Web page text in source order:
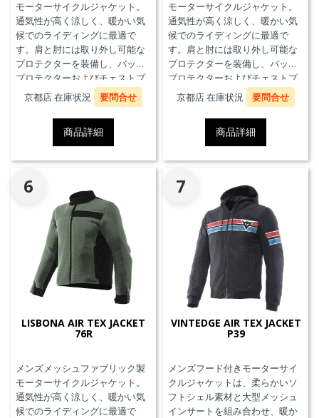
モーターサイクルジャケット。
通気性が高く涼しく、暖かい気
候でのライディングに最適で
す。肩と肘には取り外し可能な
プロテクターを装備し、バック
プロテクターおよびチェストプ
ロテクターにも対応していま
す。
京都店 在庫状況 要問合せ
商品詳細
モーターサイクルジャケット。
通気性が高く涼しく、暖かい気
候でのライディングに最適で
す。肩と肘には取り外し可能な
プロテクターを装備し、バック
プロテクターおよびチェストプ
ロテクターにも対応していま
す。
京都店 在庫状況 要問合せ
商品詳細
6
LISBONA AIR TEX JACKET
76R
メンズメッシュファブリック製
モーターサイクルジャケット。
通気性が高く涼しく、暖かい気
候でのライディングに最適で
7
VINTEDGE AIR TEX JACKET
P39
メンズフード付きモーターサイ
クルジャケットは、柔らかいソ
フトシェル素材と大型メッシュ
インサートを組み合わせ、暖か